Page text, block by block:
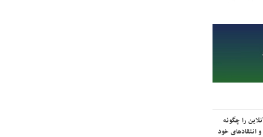
را چگونه
انتقادهای خود